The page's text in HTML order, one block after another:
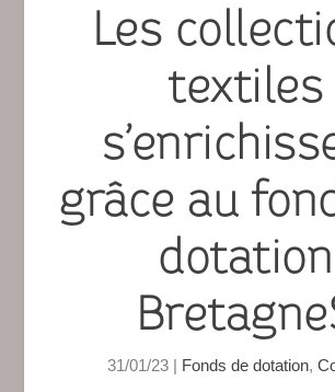
Les
textiles
grâce au
dotation
31/01/23 | Fonds de dotation,